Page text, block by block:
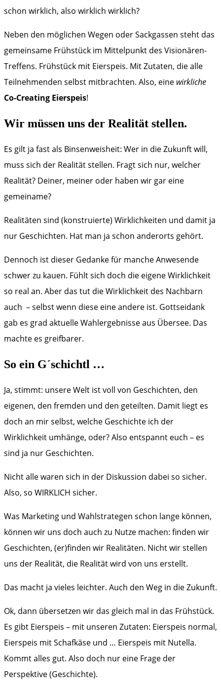
schon wirklich, also wirklich wirklich?
Neben den möglichen Wegen oder Sackgassen steht das
gemeinsame Frühstück im Mittelpunkt des Visionären-
Treffens. Frühstück mit Eierspeis. Mit Zutaten, die alle
Teilnehmenden selbst mitbrachten. Also, eine wirkliche
Co-Creating Eierspeis!
Wir müssen uns der Realität stellen.
Es gilt ja fast als Binsenweisheit: Wer in die Zukunft will,
muss sich der Realität stellen. Fragt sich nur, welcher
Realität? Deiner, meiner oder haben wir gar eine
gemeiname?
Realitäten sind (konstruierte) Wirklichkeiten und damit ja
nur Geschichten. Hat man ja schon anderorts gehört.
Dennoch ist dieser Gedanke für manche Anwesende
schwer zu kauen. Fühlt sich doch die eigene Wirklichkeit
so real an. Aber das tut die Wirklichkeit des Nachbarn
auch – selbst wenn diese eine andere ist. Gottseidank
gab es grad aktuelle Wahlergebnisse aus Übersee. Das
machte es greifbarer.
So ein G´schichtl …
Ja, stimmt: unsere Welt ist voll von Geschichten, den
eigenen, den fremden und den geteilten. Damit liegt es
doch an mir selbst, welche Geschichte ich der
Wirklichkeit umhänge, oder? Also entspannt euch – es
sind ja nur Geschichten.
Nicht alle waren sich in der Diskussion dabei so sicher.
Also, so WIRKLICH sicher.
Was Marketing und Wahlstrategen schon lange können,
können wir uns doch auch zu Nutze machen: finden wir
Geschichten, (er)finden wir Realitäten. Nicht wir stellen
uns der Realität, die Realität wird von uns erstellt.
Das macht ja vieles leichter. Auch den Weg in die Zukunft.
Ok, dann übersetzen wir das gleich mal in das Frühstück.
Es gibt Eierspeis – mit unseren Zutaten: Eierspeis normal,
Eierspeis mit Schafkäse und … Eierspeis mit Nutella.
Kommt alles gut. Also doch nur eine Frage der
Perspektive (Geschichte).